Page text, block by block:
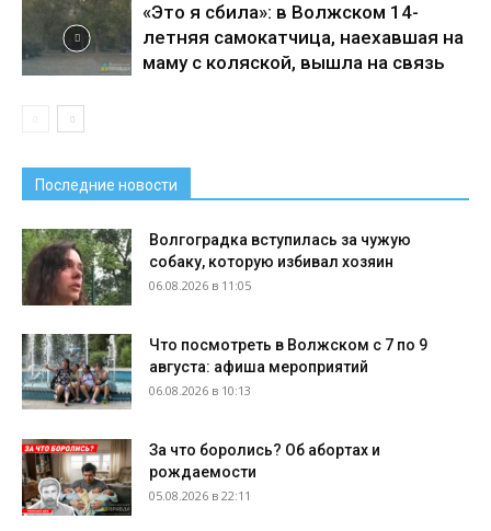
«Это я сбила»: в Волжском 14-
летняя самокатчица, наехавшая на
маму с коляской, вышла на связь
Последние новости
Волгоградка вступилась за чужую
собаку, которую избивал хозяин
06.08.2026 в 11:05
Что посмотреть в Волжском с 7 по 9
августа: афиша мероприятий
06.08.2026 в 10:13
За что боролись? Об абортах и
рождаемости
05.08.2026 в 22:11